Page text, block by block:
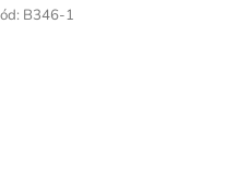
B346-1